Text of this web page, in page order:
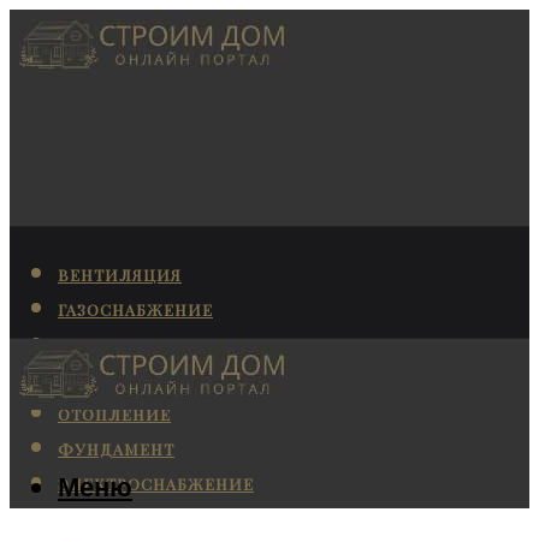
ВЕНТИЛЯЦИЯ
ГАЗОСНАБЖЕНИЕ
КАНАЛИЗАЦИЯ
КОНДИЦИОНИРОВАНИЕ
ОТОПЛЕНИЕ
ФУНДАМЕНТ
ЭЛЕКТРОСНАБЖЕНИЕ
Меню